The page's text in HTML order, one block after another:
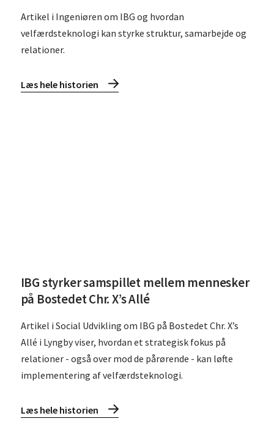
Artikel i Ingeniøren om IBG og hvordan
velfærdsteknologi kan styrke struktur, samarbejde og
relationer.
Læs hele historien
IBG styrker samspillet mellem mennesker
på Bostedet Chr. X’s Allé
Artikel i Social Udvikling om IBG på Bostedet Chr. X’s
Allé i Lyngby viser, hvordan et strategisk fokus på
relationer - også over mod de pårørende - kan løfte
implementering af velfærdsteknologi.
Læs hele historien